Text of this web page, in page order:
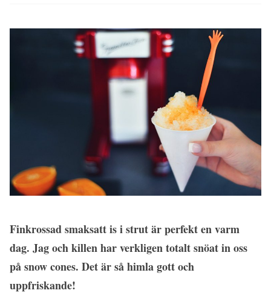
Finkrossad smaksatt is i strut är perfekt en varm
dag. Jag och killen har verkligen totalt snöat in oss
på snow cones. Det är så himla gott och
uppfriskande!